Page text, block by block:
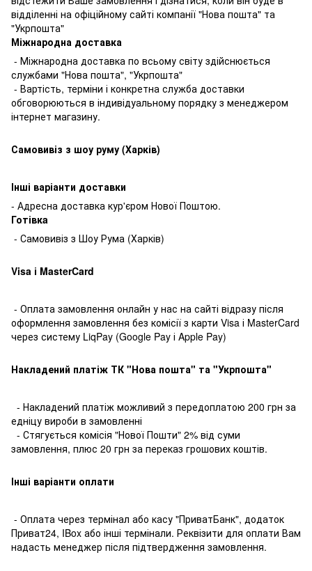
відділенні на офіційному сайті компанії "Нова пошта" та
"Укрпошта"
Міжнародна доставка
- Міжнародна доставка по всьому світу здійснюється
службами "Нова пошта", "Укрпошта"
- Вартість, терміни і конкретна служба доставки
обговорюються в індивідуальному порядку з менеджером
інтернет магазину.
Самовивіз з шоу руму (Харків)
Інші варіанти доставки
- Адресна доставка кур'єром Нової Поштою.
Готівкa
- Самовивіз з Шоу Рума (Харків)
Visa і MasterCard
- Оплата замовлення онлайн у нас на сайті відразу після
оформлення замовлення без комісії з карти Visa і MasterCard
через систему LiqPay (Google Pay і Apple Pay)
Накладений платіж ТК "Нова пошта" та "Укрпошта"
- Накладений платіж можливий з передоплатою 200 грн за
едніцу вироби в замовленні
- Стягується комісія "Нової Пошти" 2% від суми
замовлення, плюс 20 грн за переказ грошових коштів.
Інші варіанти оплати
- Оплата через термінал або касу "ПриватБанк", додаток
Приват24, IBox або інші термінали. Реквізити для оплати Вам
надасть менеджер після підтвердження замовлення.